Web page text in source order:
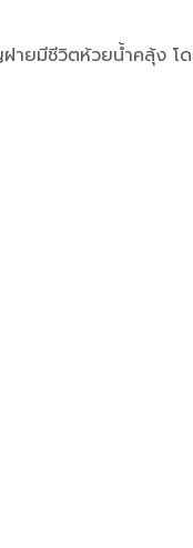
ยมีชีวิตห้วยน้ำคลุ้ง โด